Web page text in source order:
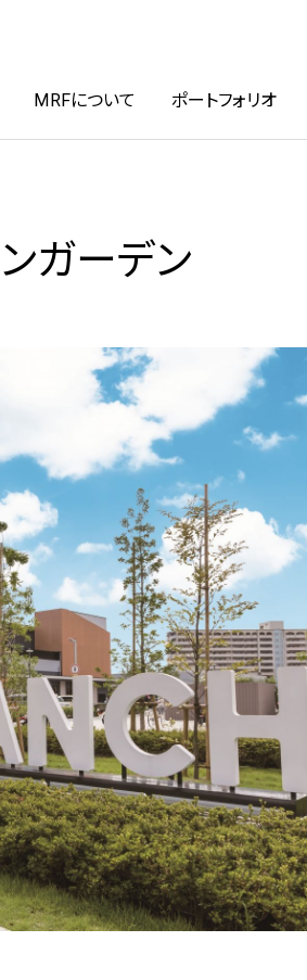
MRFについて ポートフォリオ
ガーデン